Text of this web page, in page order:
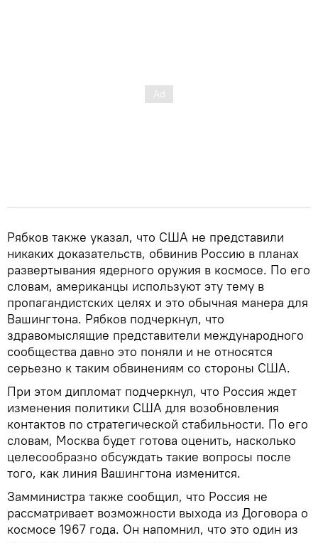
Рябков также указал, что США не представили
никаких доказательств, обвинив Россию в планах
развертывания ядерного оружия в космосе. По его
словам, американцы используют эту тему в
пропагандистских целях и это обычная манера для
Вашингтона. Рябков подчеркнул, что
здравомыслящие представители международного
сообщества давно это поняли и не относятся
серьезно к таким обвинениям со стороны США.
При этом дипломат подчеркнул, что Россия ждет
изменения политики США для возобновления
контактов по стратегической стабильности. По его
словам, Москва будет готова оценить, насколько
целесообразно обсуждать такие вопросы после
того, как линия Вашингтона изменится.
Замминистра также сообщил, что Россия не
рассматривает возможности выхода из Договора о
космосе 1967 года. Он напомнил, что это один из